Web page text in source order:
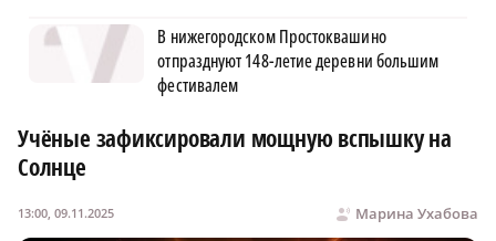
В нижегородском Простоквашино
отпразднуют 148-летие деревни большим
фестивалем
Учёные зафиксировали мощную вспышку на
Солнце
Марина Ухабова
13:00, 09.11.2025